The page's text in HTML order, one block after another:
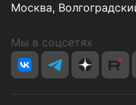
Москва,
Мы в соцсетях